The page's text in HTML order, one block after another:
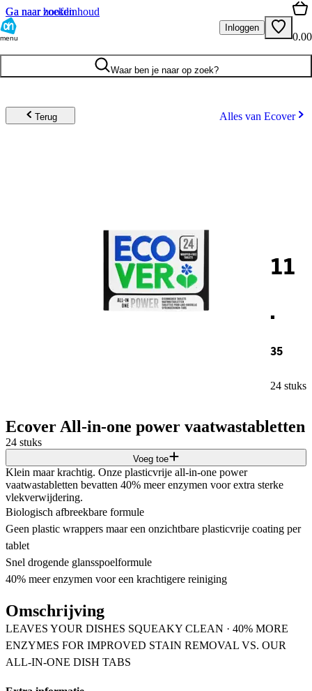
Ga naar hoofdinhoud
Ga naar zoeken
menu
Inloggen
0.00
Waar ben je naar op zoek?
Terug Alles van Ecover
11
.
35
24 stuks
Ecover All-in-one power vaatwastabletten
24 stuks
Voeg toe
Klein maar krachtig. Onze plasticvrije all-in-one power
vaatwastabletten bevatten 40% meer enzymen voor extra sterke
vlekverwijdering.
Biologisch afbreekbare formule
Geen plastic wrappers maar een onzichtbare plasticvrije coating per
tablet
Snel drogende glansspoelformule
40% meer enzymen voor een krachtigere reiniging
Omschrijving
LEAVES YOUR DISHES SQUEAKY CLEAN · 40% MORE
ENZYMES FOR IMPROVED STAIN REMOVAL VS. OUR
ALL-IN-ONE DISH TABS